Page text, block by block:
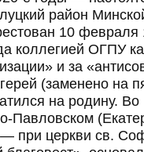
район
10 февраля
коллегией ОГПУ
и за
(заменено на
на родину.
Павловском
при церкви св.